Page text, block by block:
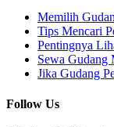
Memilih
Tips Mencari
Pentingnya
Sewa Gudang
Jika Gudang
Follow Us